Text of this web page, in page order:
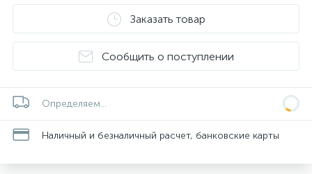
Заказать товар
Сообщить о поступлении
Определяем...
Наличный и безналичный расчет, банковские карты